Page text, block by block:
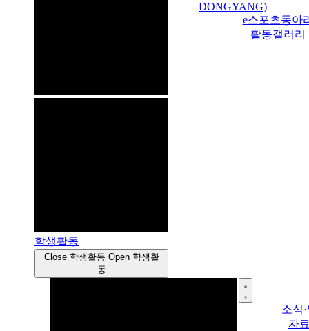
학생활동
Close 학생활동 Open 학생활
동
DONGYANG)
e스포츠동아
활동갤러리
소식
자